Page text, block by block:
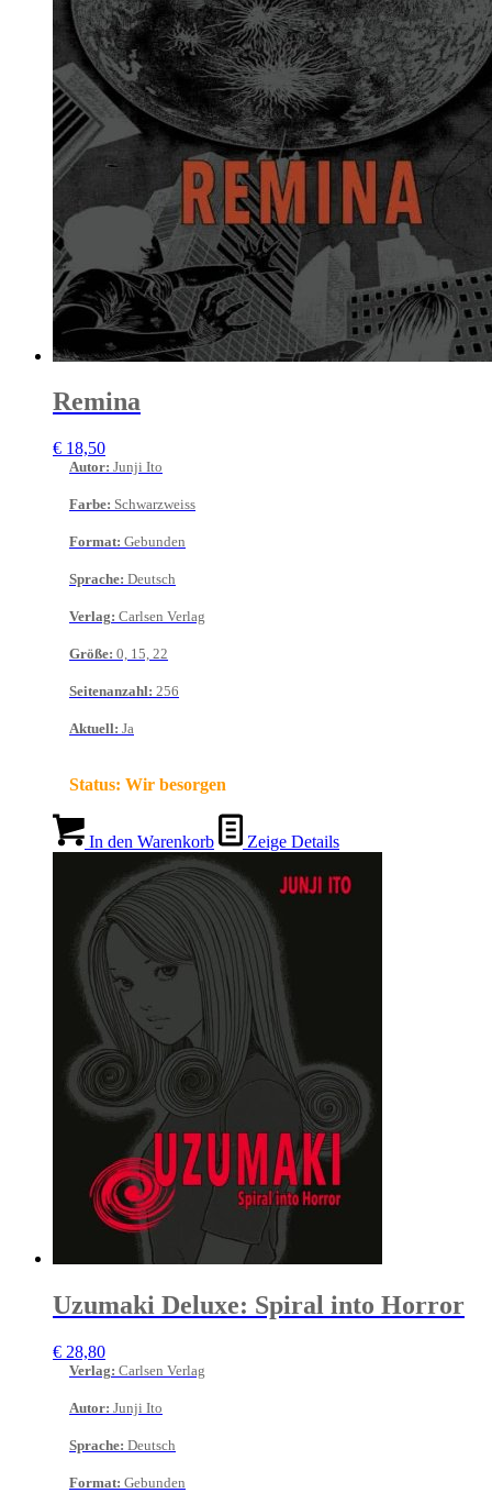
Remina
€ 18,50
Autor: Junji Ito
Farbe: Schwarzweiss
Format: Gebunden
Sprache: Deutsch
Verlag: Carlsen Verlag
Größe: 0, 15, 22
Seitenanzahl: 256
Aktuell: Ja
Status: Wir besorgen
In den Warenkorb Zeige Details
Uzumaki Deluxe: Spiral into Horror
€ 28,80
Verlag: Carlsen Verlag
Autor: Junji Ito
Sprache: Deutsch
Format: Gebunden